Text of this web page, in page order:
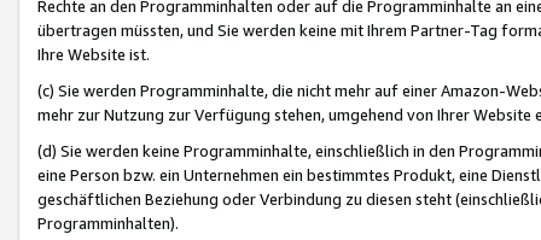
Rechte an den Programminhalten oder auf die Programminhalte an
übertragen müssten, und Sie werden keine mit Ihrem Partner-Tag
Ihre Website ist.
(c) Sie werden Programminhalte, die nicht mehr auf einer Amazon-
mehr zur Nutzung zur Verfügung stehen, umgehend von Ihrer
(d) Sie werden keine Programminhalte, einschließlich in den
eine Person bzw. ein Unternehmen ein bestimmtes Produkt, eine
geschäftlichen Beziehung oder Verbindung zu diesen steht
Programminhalten).